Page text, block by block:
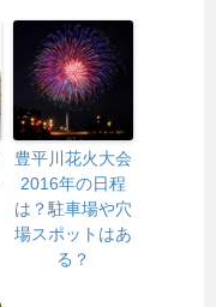
豊平川花火大会
2016年の日程
は？駐車場や穴
場スポットはあ
る？